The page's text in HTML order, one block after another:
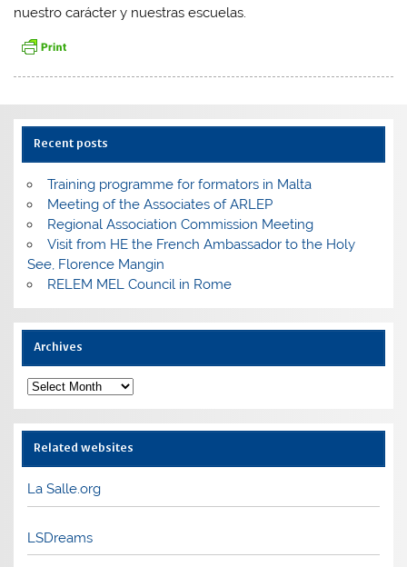
nuestro carácter y nuestras escuelas.
Recent posts
Training programme for formators in Malta
Meeting of the Associates of ARLEP
Regional Association Commission Meeting
Visit from HE the French Ambassador to the Holy
See, Florence Mangin
RELEM MEL Council in Rome
Archives
Archives
Related websites
La Salle.org
LSDreams